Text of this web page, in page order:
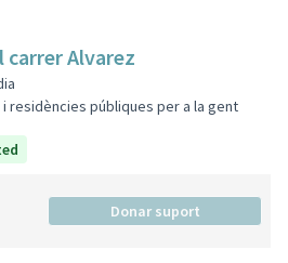
carrer Alvarez
residències públiques per a la gent
Donar suport